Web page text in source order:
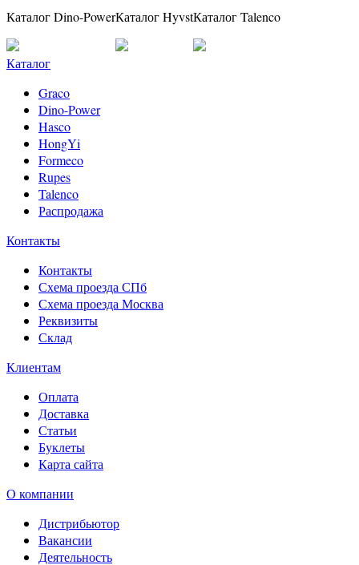
Каталог Dino-PowerКаталог HyvstКаталог Talenco
Каталог
Graco
Dino-Power
Hasco
HongYi
Formeco
Rupes
Talenco
Распродажа
Контакты
Контакты
Схема проезда СПб
Схема проезда Москва
Реквизиты
Склад
Клиентам
Оплата
Доставка
Статьи
Буклеты
Карта сайта
О компании
Дистрибьютор
Вакансии
Деятельность